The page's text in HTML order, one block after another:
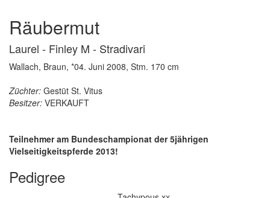
Räubermut
Laurel - Finley M - Stradivari
Wallach, Braun, *04. Juni 2008, Stm. 170 cm
Züchter: Gestüt St. Vitus
Besitzer: VERKAUFT
Teilnehmer am Bundeschampionat der 5jährigen
Vielseitigkeitspferde 2013!
Pedigree